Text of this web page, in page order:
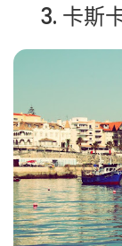
3. 卡斯